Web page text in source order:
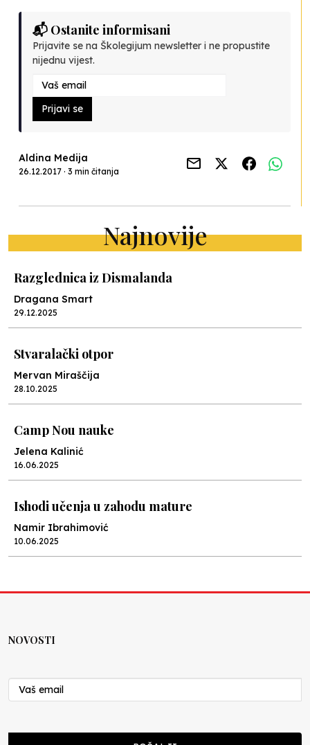
📬 Ostanite informisani
Prijavite se na Školegijum newsletter i ne propustite
nijednu vijest.
Prijavi se
Aldina Medija
26.12.2017 · 3 min čitanja
Najnovije
Razglednica iz Dismalanda
Dragana Smart
29.12.2025
Stvaralački otpor
Mervan Miraščija
28.10.2025
Camp Nou nauke
Jelena Kalinić
16.06.2025
Ishodi učenja u zahodu mature
Namir Ibrahimović
10.06.2025
Nenad Veličković
29.10.2024
Cuke i djeca
NOVOSTI